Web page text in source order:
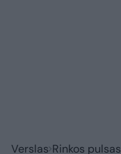
Verslas Rinkos pulsas